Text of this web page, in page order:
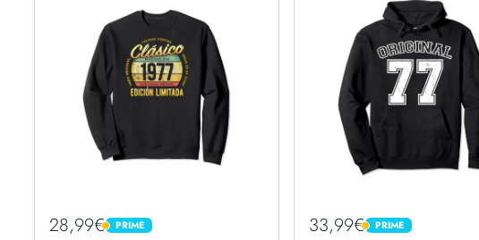
28,99€ PRIME
PRIME 33,99€ PRIME
PRIME